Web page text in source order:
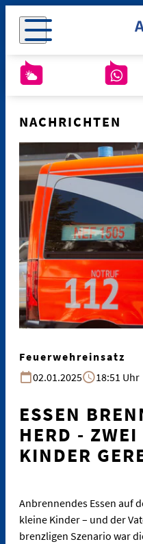
NACHRICHTEN
Feuerwehreinsatz
02.01.2025
18:51 Uhr
ESSEN
HERD -
KINDER
Anbrennendes Essen auf
kleine Kinder – und der
brenzligen Szenario war